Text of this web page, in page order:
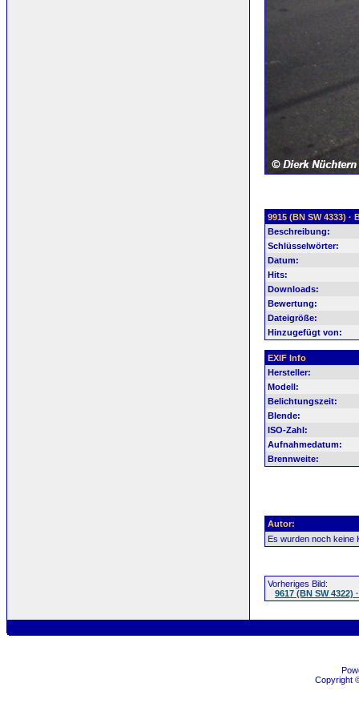
9915 (BN SW 4333)
Beschreibung:
Schlüsselwörter:
Datum:
Hits:
Downloads:
Bewertung:
Dateigröße:
Hinzugefügt von:
EXIF Info
Hersteller:
Modell:
Belichtungszeit:
Blende:
ISO-Zahl:
Aufnahmedatum:
Brennweite:
Autor:
Es wurden noch keine
Vorheriges Bild:
9617 (BN SW
Copyright